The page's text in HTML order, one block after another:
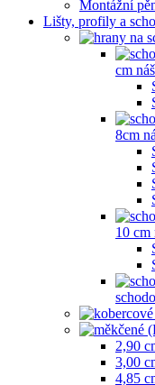
Montážní
Lišty, profily a
cm
8cm
10 cm
2,90
3,00
4,85